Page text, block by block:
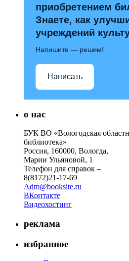
приобретением
Знаете, как
учреждений
Напишите — решим!
Написать
о нас
БУК ВО «Вологодская
библиотека»
Россия, 160000, Вологда,
Марии Ульяновой, 1
Телефон для справок –
8(8172)21-17-69
Adm@booksite.ru
ВКонтакте
Видеохостинг
реклама
избранное